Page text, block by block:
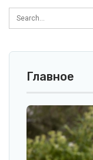
Главное